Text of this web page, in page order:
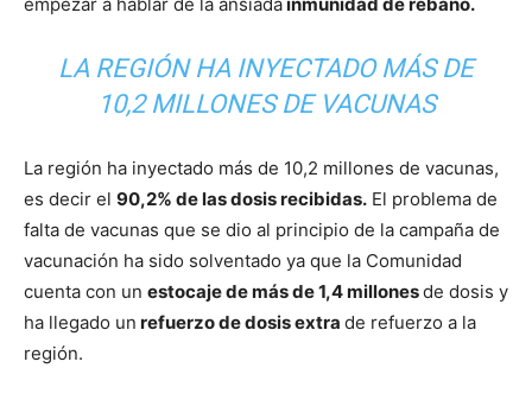
LA REGIÓN HA INYECTADO MÁS DE
10,2 MILLONES DE VACUNAS
La región ha inyectado más de 10,2 millones de vacunas,
es decir el 90,2% de las dosis recibidas. El problema de
falta de vacunas que se dio al principio de la campaña de
vacunación ha sido solventado ya que la Comunidad
cuenta con un estocaje de más de 1,4 millonesde dosis y
ha llegado un refuerzo de dosis extra de refuerzo a la
región.